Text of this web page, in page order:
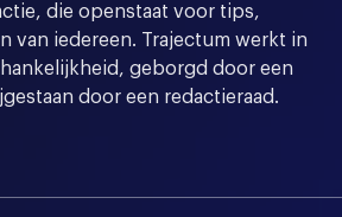
die openstaat voor tips,
van iedereen. Trajectum werkt in
geborgd door een
door een redactieraad.